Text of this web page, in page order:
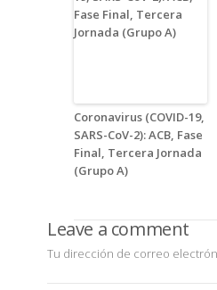
Coronavirus (COVID-19,
SARS-CoV-2): ACB, Fase
Final, Tercera Jornada
(Grupo A)
Leave a comment
Tu dirección de correo